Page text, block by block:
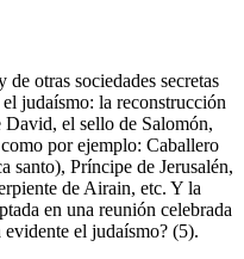
otras sociedades secretas
judaísmo: la reconstrucción
el sello de Salomón,
por ejemplo: Caballero
santo), Príncipe de Jerusalén,
de Airain, etc. Y la
en una reunión celebrada
evidente el judaísmo? (5).